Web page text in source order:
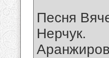
Песня
Нерчук.